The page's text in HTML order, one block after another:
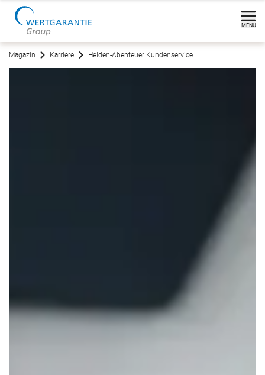
MENÜ
Magazin Karriere Helden-Abenteuer Kundenservice